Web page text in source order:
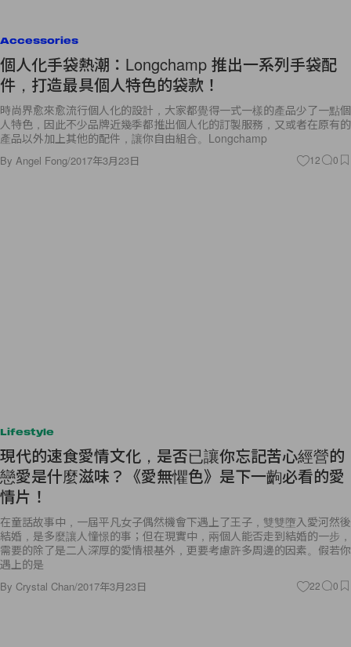
Accessories
個人化手袋熱潮：Longchamp 推出一系列手袋配
件，打造最具個人特色的袋款！
時尚界愈來愈流行個人化的設計，大家都覺得一式一樣的產品少了一點個
人特色，因此不少品牌近幾季都推出個人化的訂製服務，又或者在原有的
產品以外加上其他的配件，讓你自由組合。Longchamp
By Angel Fong/2017年3月23日 12 0
Lifestyle
現代的速食愛情文化，是否已讓你忘記苦心經營的
戀愛是什麼滋味？《愛無懼色》是下一齣必看的愛
情片！
在童話故事中，一屆平凡女子偶然機會下遇上了王子，雙雙墮入愛河然後
結婚，是多麼讓人憧憬的事；但在現實中，兩個人能否走到結婚的一步，
需要的除了是二人深厚的愛情根基外，更要考慮許多周邊的因素。假若你
遇上的是
By Crystal Chan/2017年3月23日 22 0